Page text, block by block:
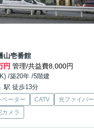
山壱番館
円 管理/共益費8,000円
/築20年 /5階建
駅 徒歩13分
ベーター CATV
光ファイバー
カメラ